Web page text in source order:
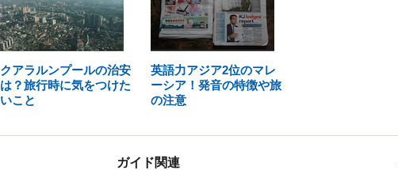
クアラルンプールの治安
は？旅行時に気をつけた
いこと
英語力アジア2位のマレ
ーシア！発音の特徴や旅
の注意
ガイド関連